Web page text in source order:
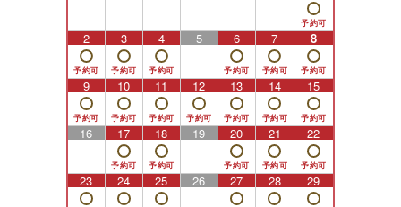
2 3 4 5 6 7 8
9 10 11 12 13 14 15
16 17 18 19 20 21 22
23 24 25 26 27 28 29